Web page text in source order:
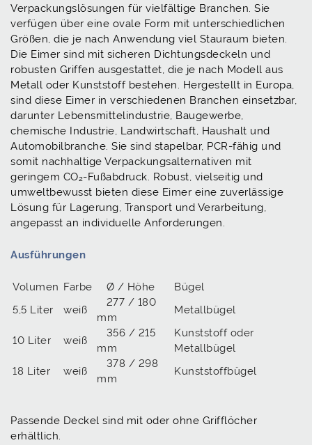
Verpackungslösungen für vielfältige Branchen. Sie
verfügen über eine ovale Form mit unterschiedlichen
Größen, die je nach Anwendung viel Stauraum bieten.
Die Eimer sind mit sicheren Dichtungsdeckeln und
robusten Griffen ausgestattet, die je nach Modell aus
Metall oder Kunststoff bestehen. Hergestellt in Europa,
sind diese Eimer in verschiedenen Branchen einsetzbar,
darunter Lebensmittelindustrie, Baugewerbe,
chemische Industrie, Landwirtschaft, Haushalt und
Automobilbranche. Sie sind stapelbar, PCR-fähig und
somit nachhaltige Verpackungsalternativen mit
geringem CO₂-Fußabdruck. Robust, vielseitig und
umweltbewusst bieten diese Eimer eine zuverlässige
Lösung für Lagerung, Transport und Verarbeitung,
angepasst an individuelle Anforderungen.
Ausführungen
Volumen Farbe Ø / Höhe
Bügel
5,5 Liter
weiß
277 / 180
mm
Metallbügel
10 Liter weiß
356 / 215
mm
Kunststoff oder
Metallbügel
18 Liter
weiß
378 / 298
mm
Kunststoffbügel
Passende Deckel sind mit oder ohne Grifflöcher
erhältlich.